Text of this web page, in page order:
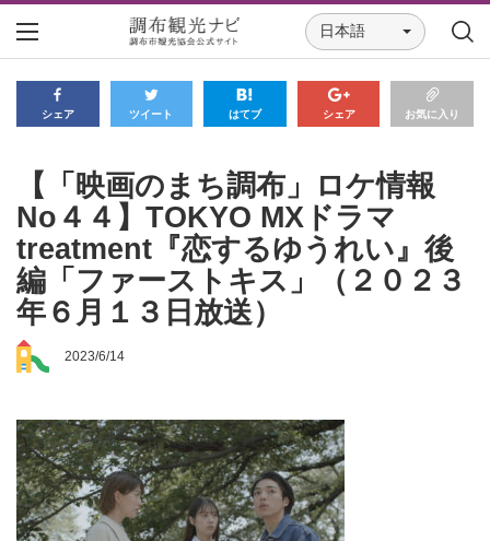
日本語
シェア ツイート はてブ シェア お気に入り
【「映画のまち調布」ロケ情報
No４４】TOKYO MXドラマ
treatment『恋するゆうれい』後
編「ファーストキス」（２０２３
年６月１３日放送）
2023/6/14